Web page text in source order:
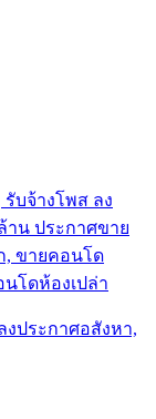
รับจ้างโพส ลง
าน ประกาศขาย
, ขายคอนโด
โดห้องเปล่า
ประกาศอสังหา,